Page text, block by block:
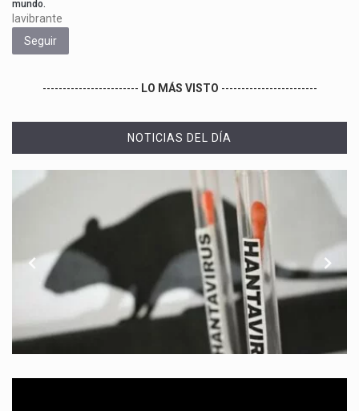
mundo.
lavibrante
Seguir
------------------------ LO MÁS VISTO ------------------------
NOTICIAS DEL DÍA